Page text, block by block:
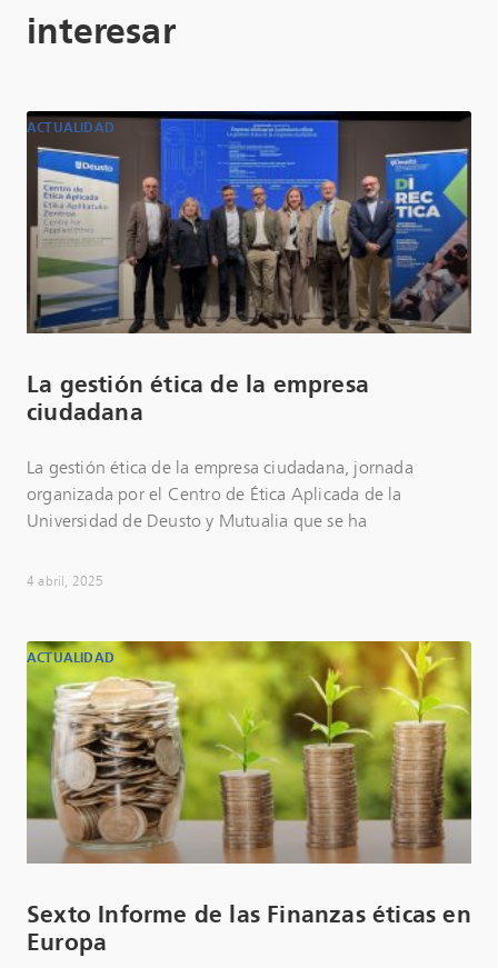
interesar
ACTUALIDAD
La gestión ética de la empresa
ciudadana
La gestión ética de la empresa ciudadana, jornada
organizada por el Centro de Ética Aplicada de la
Universidad de Deusto y Mutualia que se ha
4 abril, 2025
ACTUALIDAD
Sexto Informe de las Finanzas éticas en
Europa